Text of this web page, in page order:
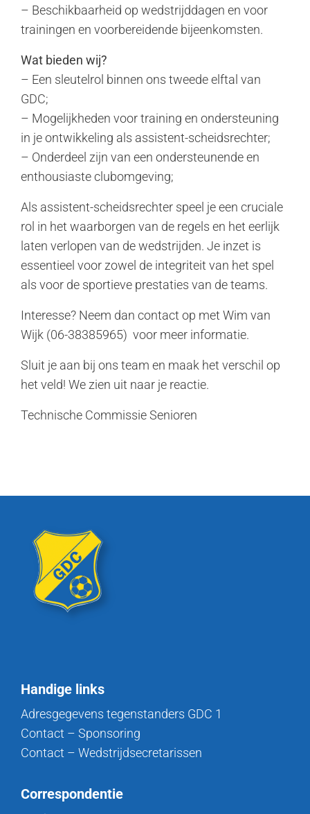
– Beschikbaarheid op wedstrijddagen en voor
trainingen en voorbereidende bijeenkomsten.
Wat bieden wij?
– Een sleutelrol binnen ons tweede elftal van
GDC;
– Mogelijkheden voor training en ondersteuning
in je ontwikkeling als assistent-scheidsrechter;
– Onderdeel zijn van een ondersteunende en
enthousiaste clubomgeving;
Als assistent-scheidsrechter speel je een cruciale
rol in het waarborgen van de regels en het eerlijk
laten verlopen van de wedstrijden. Je inzet is
essentieel voor zowel de integriteit van het spel
als voor de sportieve prestaties van de teams.
Interesse? Neem dan contact op met Wim van
Wijk (06-38385965) voor meer informatie.
Sluit je aan bij ons team en maak het verschil op
het veld! We zien uit naar je reactie.
Technische Commissie Senioren
Handige links
Adresgegevens tegenstanders GDC 1
Contact – Sponsoring
Contact – Wedstrijdsecretarissen
Correspondentie